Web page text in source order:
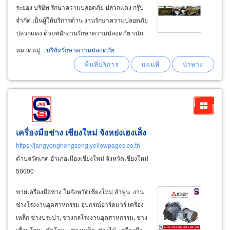
ระยอง บริษัท รักษาความปลอดภัย ปลวกแดง กรุ๊ป
จำกัด เป็นผู้ให้บริการด้าน งานรักษาความปลอดภัย
ปลวกแดง ด้วยพนักงานรักษาความปลอดภัย รปภ.
ชาย รปภ. หญิง และหัวหน้าชุด งานรักษาความ
ปลอดภัย เข้าออก อาคารสำนักงาน สถานที่
โรงงาน คลังสินค้า ศูนย์การค้า ลานจอดรถ
หมวดหมู่ :บริษัทรักษาความปลอดภัย
เครื่องมือช่าง เชียงใหม่ จังหย่งเฮงเส็ง
https://jangyonghengseng.yellowpages.co.th
ตำบลวัดเกต อำเภอเมืองเชียงใหม่ จังหวัดเชียงใหม่
50000
ขายเครื่องมือช่าง ในจังหวัดเชียงใหม่ ลำพูน งาน
ช่างโรงงานอุตสาหกรรม อุปกรณ์ฮาร์ดแวร์ เครื่อง
เหล็ก ช่างประปา, ช่างกลโรงงานอุตสาหกรรม, ช่าง